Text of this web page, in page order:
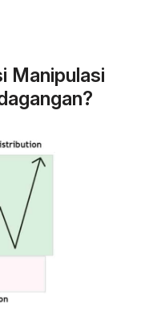
Manipulasi